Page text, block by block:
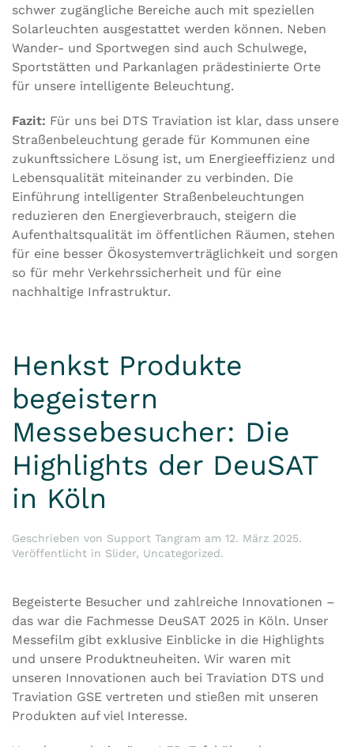
schwer zugängliche Bereiche auch mit speziellen
Solarleuchten ausgestattet werden können. Neben
Wander- und Sportwegen sind auch Schulwege,
Sportstätten und Parkanlagen prädestinierte Orte
für unsere intelligente Beleuchtung.
Fazit: Für uns bei DTS Traviation ist klar, dass unsere
Straßenbeleuchtung gerade für Kommunen eine
zukunftssichere Lösung ist, um Energieeffizienz und
Lebensqualität miteinander zu verbinden. Die
Einführung intelligenter Straßenbeleuchtungen
reduzieren den Energieverbrauch, steigern die
Aufenthaltsqualität im öffentlichen Räumen, stehen
für eine besser Ökosystemverträglichkeit und sorgen
so für mehr Verkehrssicherheit und für eine
nachhaltige Infrastruktur.
Henkst Produkte
begeistern
Messebesucher: Die
Highlights der DeuSAT
in Köln
Geschrieben von Support Tangram am 12. März 2025.
Veröffentlicht in Slider, Uncategorized.
Begeisterte Besucher und zahlreiche Innovationen –
das war die Fachmesse DeuSAT 2025 in Köln. Unser
Messefilm gibt exklusive Einblicke in die Highlights
und unsere Produktneuheiten. Wir waren mit
unseren Innovationen auch bei Traviation DTS und
Traviation GSE vertreten und stießen mit unseren
Produkten auf viel Interesse.